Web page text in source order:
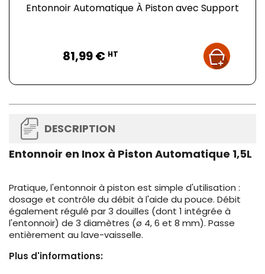
Entonnoir Automatique À Piston avec Support
81,99 € HT
DESCRIPTION
Entonnoir en Inox à Piston Automatique 1,5L
Pratique, l'entonnoir à piston est simple d'utilisation :
dosage et contrôle du débit à l'aide du pouce. Débit
également régulé par 3 douilles (dont 1 intégrée à
l'entonnoir) de 3 diamètres (ø 4, 6 et 8 mm). Passe
entièrement au lave-vaisselle.
Plus d'informations: